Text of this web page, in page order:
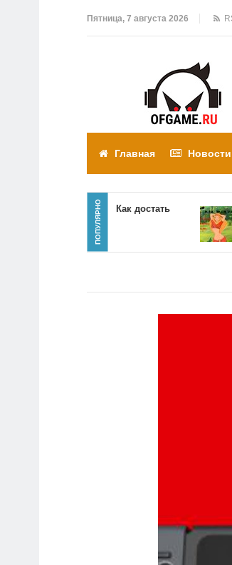
Пятница, 7 августа 2026
Главная Новости
ПОПУЛЯРНО
Прохождение игры Как достать